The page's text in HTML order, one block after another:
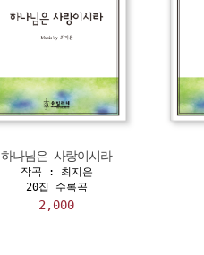
하나님은 사랑이시라
작곡 : 최지은
20집 수록곡
2,000